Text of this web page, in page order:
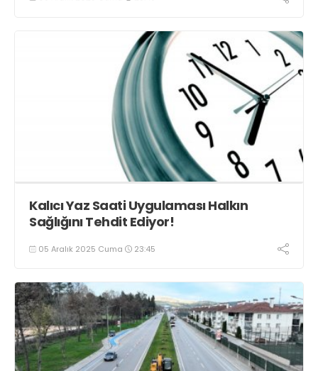
Kalıcı Yaz Saati Uygulaması Halkın
Sağlığını Tehdit Ediyor!
05 Aralık 2025 Cuma 23:45